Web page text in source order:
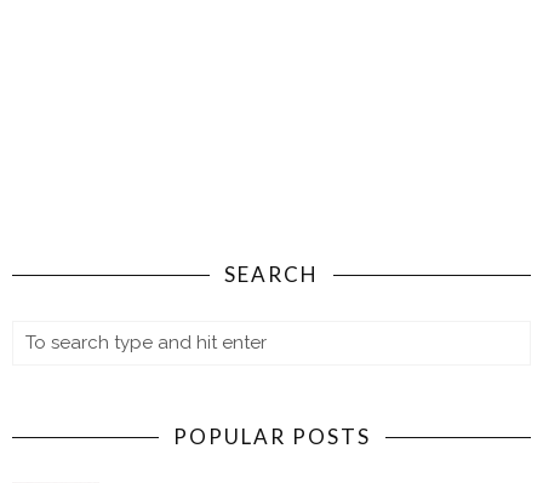
SEARCH
POPULAR POSTS